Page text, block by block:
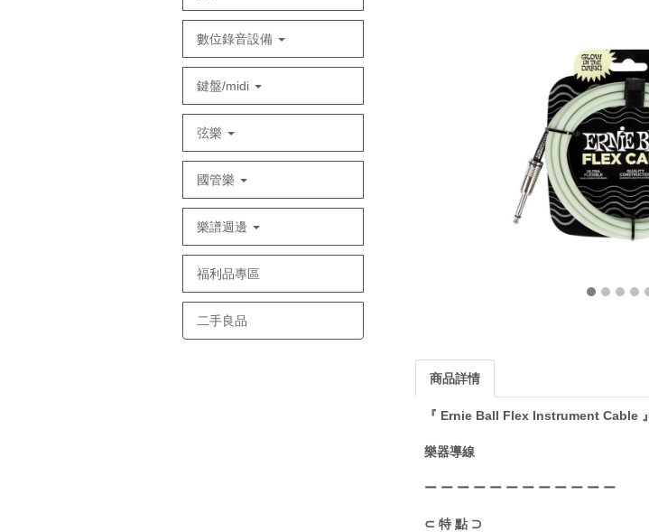
數位錄音設備
鍵盤/midi
弦樂
國管樂
樂譜週邊
福利品專區
二手良品
商品詳情
『 Ernie Ball Flex Instrument Cable 』
樂器導線
ー ー ー ー ー ー ー ー ー ー ー ー
⊂ 特 點 ⊃